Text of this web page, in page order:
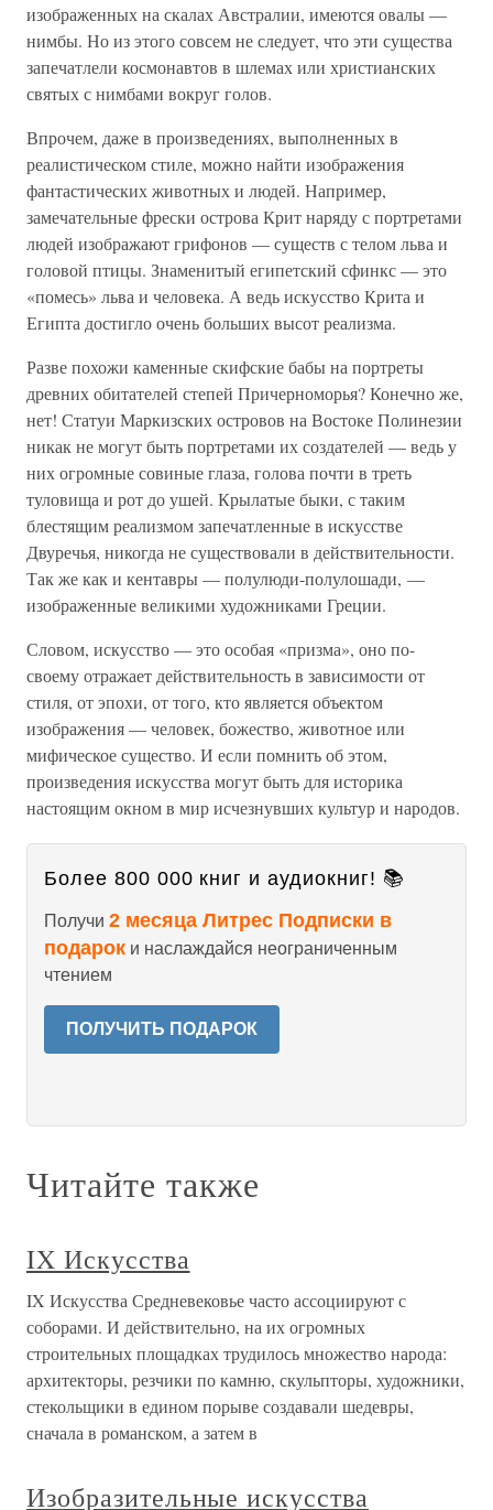
изображенных на скалах Австралии, имеются овалы —
нимбы. Но из этого совсем не следует, что эти существа
запечатлели космонавтов в шлемах или христианских
святых с нимбами вокруг голов.
Впрочем, даже в произведениях, выполненных в
реалистическом стиле, можно найти изображения
фантастических животных и людей. Например,
замечательные фрески острова Крит наряду с портретами
людей изображают грифонов — существ с телом льва и
головой птицы. Знаменитый египетский сфинкс — это
«помесь» льва и человека. А ведь искусство Крита и
Египта достигло очень больших высот реализма.
Разве похожи каменные скифские бабы на портреты
древних обитателей степей Причерноморья? Конечно же,
нет! Статуи Маркизских островов на Востоке Полинезии
никак не могут быть портретами их создателей — ведь у
них огромные совиные глаза, голова почти в треть
туловища и рот до ушей. Крылатые быки, с таким
блестящим реализмом запечатленные в искусстве
Двуречья, никогда не существовали в действительности.
Так же как и кентавры — полулюди-полулошади, —
изображенные великими художниками Греции.
Словом, искусство — это особая «призма», оно по-
своему отражает действительность в зависимости от
стиля, от эпохи, от того, кто является объектом
изображения — человек, божество, животное или
мифическое существо. И если помнить об этом,
произведения искусства могут быть для историка
настоящим окном в мир исчезнувших культур и народов.
Более 800 000 книг и аудиокниг! 📚
Получи 2 месяца Литрес Подписки в
подарок и наслаждайся неограниченным
чтением
ПОЛУЧИТЬ ПОДАРОК
Читайте также
IX Искусства
IX Искусства Средневековье часто ассоциируют с
соборами. И действительно, на их огромных
строительных площадках трудилось множество народа:
архитекторы, резчики по камню, скульпторы, художники,
стекольщики в едином порыве создавали шедевры,
сначала в романском, а затем в
Изобразительные искусства